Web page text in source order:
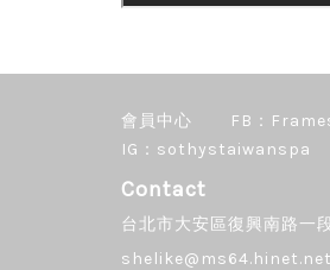
會員中心 FB：
IG：sothystaiwanspa
Contact
台北市大安區復興南路一
shelike@ms64.hinet.net